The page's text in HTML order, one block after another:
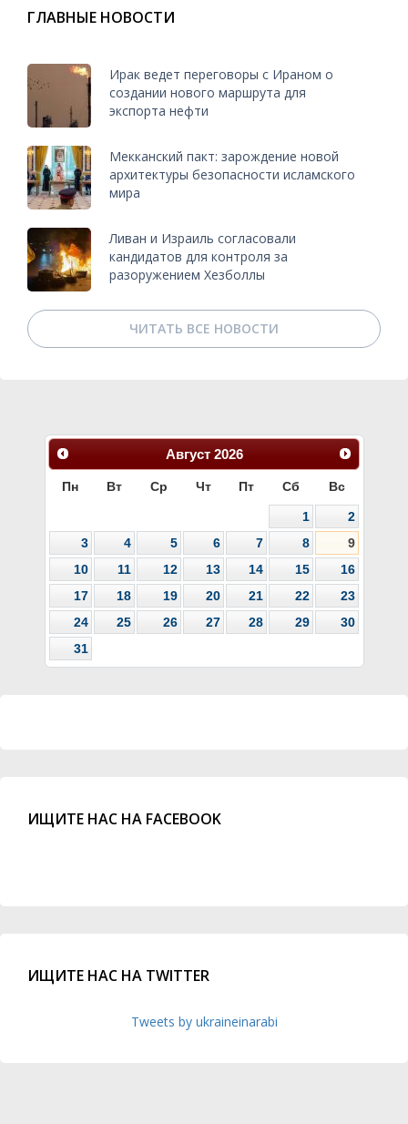
ГЛАВНЫЕ НОВОСТИ
Ирак ведет переговоры с Ираном о
создании нового маршрута для
экспорта нефти
Мекканский пакт: зарождение новой
архитектуры безопасности исламского
мира
Ливан и Израиль согласовали
кандидатов для контроля за
разоружением Хезболлы
ЧИТАТЬ ВСЕ НОВОСТИ
Август 2026
Пн Вт Ср Чт Пт Сб Вс
1
2
3
4 5 6 7 8
9
10
11 12 13 14 15
16
17
18 19 20 21 22
23
24
25 26 27 28 29
30
31
ИЩИТЕ НАС НА FACEBOOK
ИЩИТЕ НАС НА TWITTER
Tweets by ukraineinarabi